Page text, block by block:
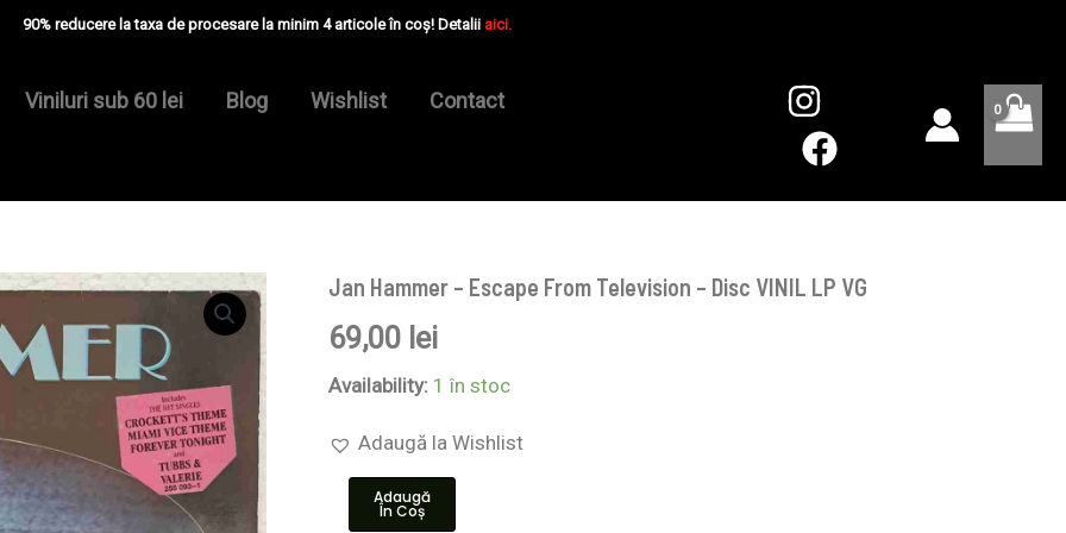
90% reducere la taxa de procesare la minim 4 articole în coș! Detalii aici.
Viniluri sub 60 lei Blog Wishlist Contact
Jan Hammer – Escape From Television – Disc VINIL LP VG
69,00 lei
Availability: 1 în stoc
Adaugă la Wishlist
Cantitate
Hammer
–
Escape
-
Disc
Adaugă
În Coș
Disc
VINIL